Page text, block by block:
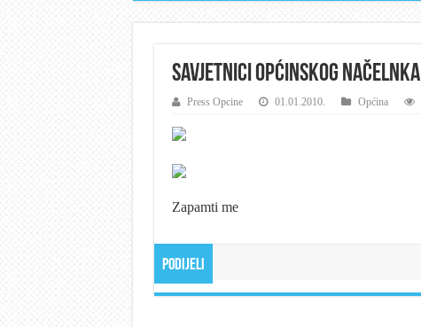
Savjetnici Općinskog načelnka
Press Opcine 01.01.2010. Općina
Zapamti me
Podijeli